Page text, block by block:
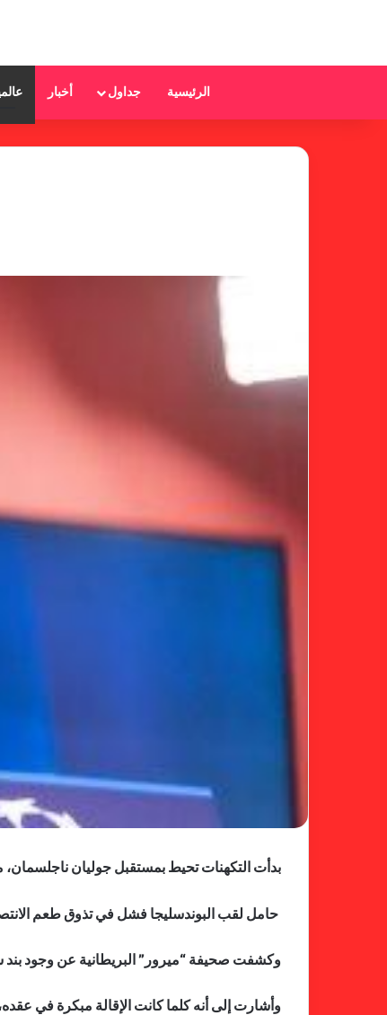
الرئيسية جداول أخبار
بدأت التكهنات تحيط بمستقبل جوليان ناجلسمان،
حامل لقب البوندسليجا فشل في تذوق طعم الانتصار في آخر 4 جولات، بعدما تعادل في 3 مباريات متتالية
وكشفت صحيفة “ميرور” البريطانية عن وجود بند
وأشارت إلى أنه كلما كانت الإقالة مبكرة في عقده، الذي يمتد لـ5 سنوات، كلما توجب على